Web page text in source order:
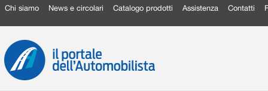
Chi siamo News e circolari Catalogo prodotti Assistenza Contatti